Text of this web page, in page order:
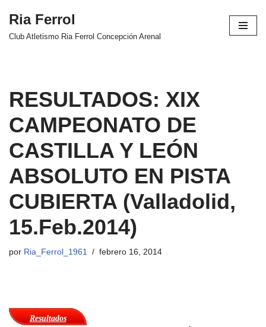
Saltar
Ria Ferrol
Club Atletismo Ria Ferrol Concepción Arenal
RESULTADOS: XIX
CAMPEONATO DE
CASTILLA Y LEÓN
ABSOLUTO EN PISTA
CUBIERTA (Valladolid,
15.Feb.2014)
por Ria_Ferrol_1961 febrero 16, 2014
Resultados